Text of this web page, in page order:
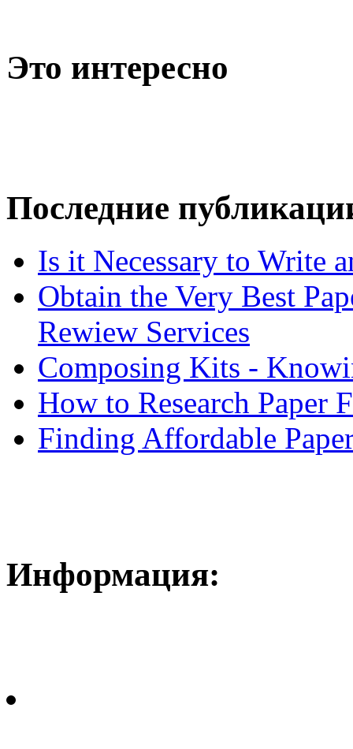
Это интересно
Последние
Is it Necessary to Write
Obtain the Very Best
Rewiew Services
Composing Kits -
How to Research Paper
Finding Affordable
Информация: